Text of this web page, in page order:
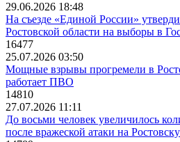
29.06.2026 18:48
На съезде «Единой России»
Ростовской области на выборы в
16477
25.07.2026 03:50
Мощные взрывы прогремели в
работает ПВО
14810
27.07.2026 11:11
До восьми человек увеличилось
после вражеской атаки на